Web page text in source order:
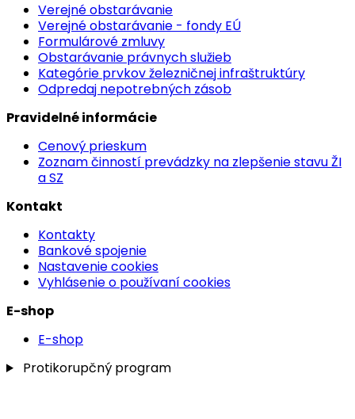
Verejné obstarávanie
Verejné obstarávanie - fondy EÚ
Formulárové zmluvy
Obstarávanie právnych služieb
Kategórie prvkov železničnej infraštruktúry
Odpredaj nepotrebných zásob
Pravidelné informácie
Cenový prieskum
Zoznam činností prevádzky na zlepšenie stavu ŽI
a SZ
Kontakt
Kontakty
Bankové spojenie
Nastavenie cookies
Vyhlásenie o používaní cookies
E-shop
E-shop
Protikorupčný program